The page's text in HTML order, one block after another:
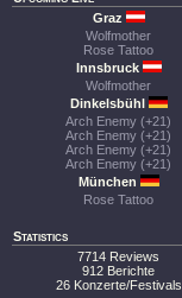
Graz
Wolfmother
Rose Tattoo
Innsbruck
Wolfmother
Dinkelsbühl
Arch Enemy (+21)
Arch Enemy (+21)
Arch Enemy (+21)
Arch Enemy (+21)
München
Rose Tattoo
Statistics
7714 Reviews
912 Berichte
26 Konzerte/Festivals